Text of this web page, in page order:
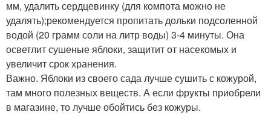
мм, удалить сердцевинку (для компота можно не
удалять);рекомендуется пропитать дольки подсоленной
водой (20 грамм соли на литр воды) 3-4 минуты. Она
осветлит сушеные яблоки, защитит от насекомых и
увеличит срок хранения.
Важно. Яблоки из своего сада лучше сушить с кожурой,
там много полезных веществ. А если фрукты приобрели
в магазине, то лучше обойтись без кожуры.